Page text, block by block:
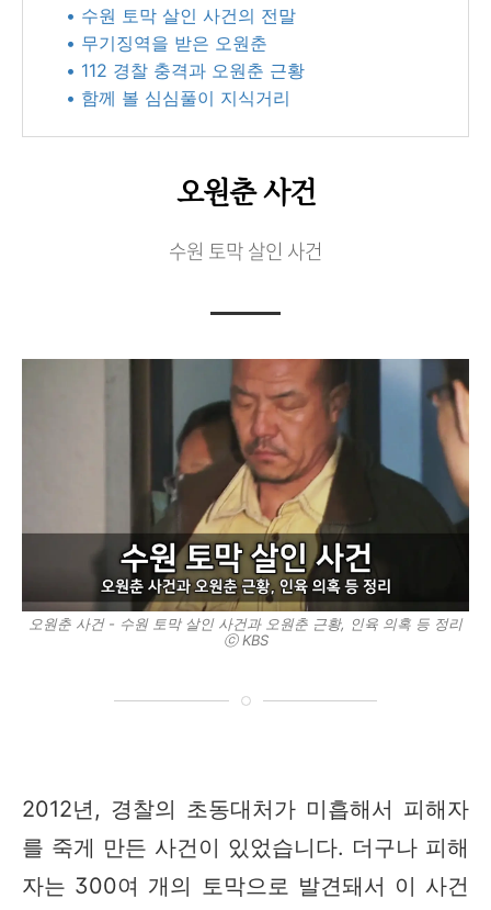
• 수원 토막 살인 사건의 전말
• 무기징역을 받은 오원춘
• 112 경찰 충격과 오원춘 근황
• 함께 볼 심심풀이 지식거리
오원춘 사건
수원 토막 살인 사건
오원춘 사건 - 수원 토막 살인 사건과 오원춘 근황, 인육 의혹 등 정리
ⓒ KBS
2012년, 경찰의 초동대처가 미흡해서 피해자
를 죽게 만든 사건이 있었습니다. 더구나 피해
자는 300여 개의 토막으로 발견돼서 이 사건